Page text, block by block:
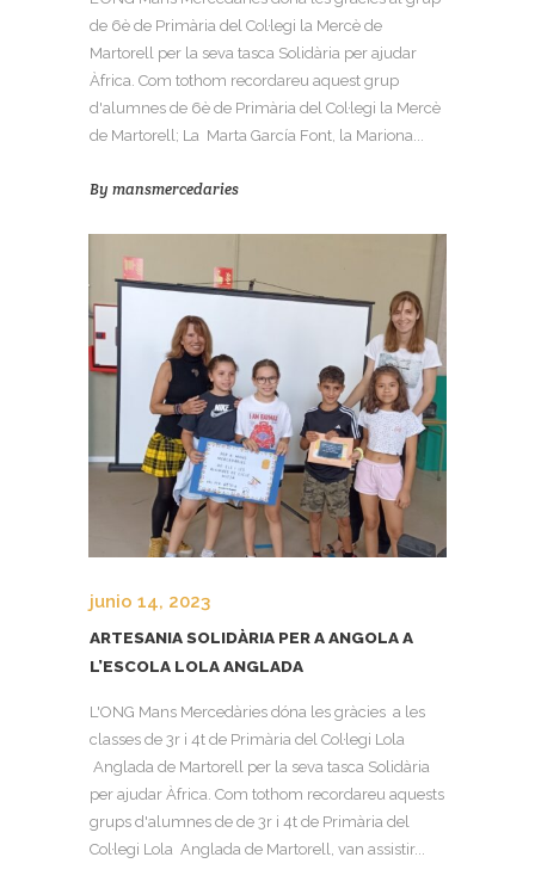
de 6è de Primària del Col·legi la Mercè de
Martorell per la seva tasca Solidària per ajudar
Àfrica. Com tothom recordareu aquest grup
d'alumnes de 6è de Primària del Col·legi la Mercè
de Martorell; La Marta García Font, la Mariona...
By mansmercedaries
junio 14, 2023
ARTESANIA SOLIDÀRIA PER A ANGOLA A
L’ESCOLA LOLA ANGLADA
L'ONG Mans Mercedàries dóna les gràcies a les
classes de 3r i 4t de Primària del Col·legi Lola
Anglada de Martorell per la seva tasca Solidària
per ajudar Àfrica. Com tothom recordareu aquests
grups d'alumnes de de 3r i 4t de Primària del
Col·legi Lola Anglada de Martorell, van assistir...